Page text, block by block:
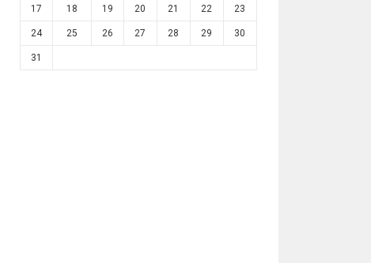
17 18 19 20 21 22 23
24 25 26 27 28 29 30
31